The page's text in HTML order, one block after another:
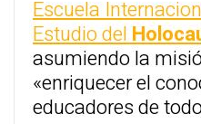
Escuela
Estudio del
asumiendo la
«enriquecer el
educadores de